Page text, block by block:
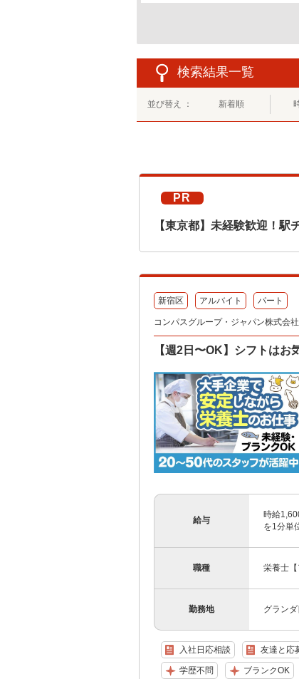
検索結果一覧
並び替え ： 新着順
PR
【東京都】未経験歓迎！駅
新宿区 アルバイト パート
コンパスグループ・ジャパン株式会
【週2日〜OK】シフトはお
給与
時給
を1分単
職種 栄養士【
勤務地 グラン
入社日応相談 友達と応
学歴不問 ブランクOK